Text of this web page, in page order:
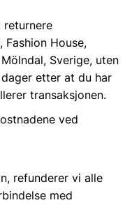
returnere
House,
Sverige, uten
etter at du har
transaksjonen.
ved
refunderer vi alle
med